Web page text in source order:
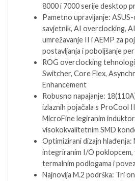
8000 i 7000 serije desktop
Pametno upravljanje:
savjetnik, AI overclocking,
umrežavanje II i AEMP za
postavljanja i poboljšanje
ROG overclocking
Switcher, Core Flex,
Enhancement
Robusno napajanje:
izlaznih pojačala s ProCool
MicroFine legiranim
visokokvalitetnim SMD
Optimizirani dizajn hlađenja:
integriranim I/O
termalnim podlogama i
Najnovija M.2 podrška: Tri